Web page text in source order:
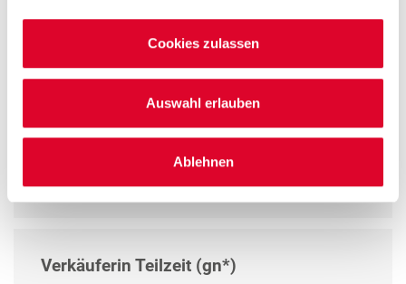
Cookies zulassen
Auswahl erlauben
Ablehnen
Arbeiten bei Woolworth –
Bernau
Verkäuferin Teilzeit (gn*)